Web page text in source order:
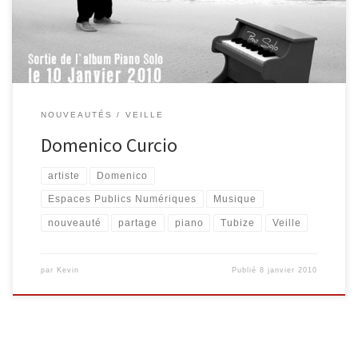
vous le présenter. « Il s’appelle Domenico Curcio… Ne dites pas
que c’est un artiste talentueux, compositeur […]
NOUVEAUTÉS VEILLE
Domenico Curcio
artiste Domenico
Espaces Publics Numériques Musique
nouveauté partage piano Tubize Veille
par Kevin Publié8 janvier 2010